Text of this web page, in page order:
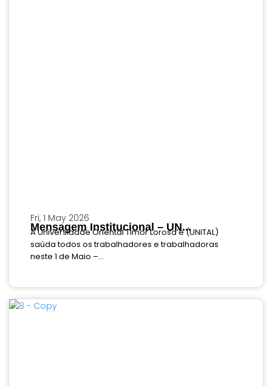
Fri, 1 May 2026
Mensagem Institucional – UN...
A Universidade Oriental Timor Lorosa’e (UNITAL)
saúda todos os trabalhadores e trabalhadoras
neste 1 de Maio –...